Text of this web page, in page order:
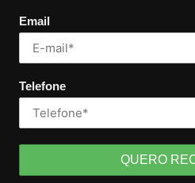
Email
Telefone